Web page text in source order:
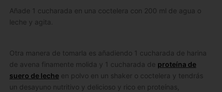
Añade 1 cucharada en una coctelera con 200 ml de agua o
leche y agita.
Otra manera de tomarla es añadiendo 1 cucharada de harina
de avena finamente molida y 1 cucharada de proteína de
suero de lecheen polvo en un shaker o coctelera y tendrás
un desayuno nutritivo y delicioso y rico en proteínas,